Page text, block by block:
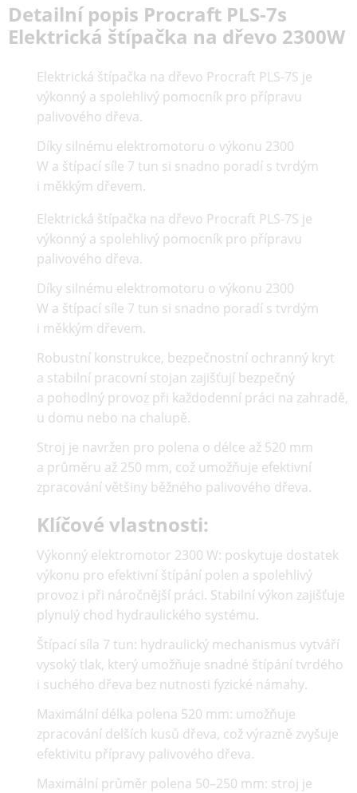
Detailní popis Procraft PLS-7s
Elektrická štípačka na dřevo 2300W
Elektrická štípačka na dřevo Procraft PLS-7S je
výkonný a spolehlivý pomocník pro přípravu
palivového dřeva.
Díky silnému elektromotoru o výkonu 2300
W a štípací síle 7 tun si snadno poradí s tvrdým
i měkkým dřevem.
Elektrická štípačka na dřevo Procraft PLS-7S je
výkonný a spolehlivý pomocník pro přípravu
palivového dřeva.
Díky silnému elektromotoru o výkonu 2300
W a štípací síle 7 tun si snadno poradí s tvrdým
i měkkým dřevem.
Robustní konstrukce, bezpečnostní ochranný kryt
a stabilní pracovní stojan zajišťují bezpečný
a pohodlný provoz při každodenní práci na zahradě,
u domu nebo na chalupě.
Stroj je navržen pro polena o délce až 520 mm
a průměru až 250 mm, což umožňuje efektivní
zpracování většiny běžného palivového dřeva.
Klíčové vlastnosti:
Výkonný elektromotor 2300 W: poskytuje dostatek
výkonu pro efektivní štípání polen a spolehlivý
provoz i při náročnější práci. Stabilní výkon zajišťuje
plynulý chod hydraulického systému.
Štípací síla 7 tun: hydraulický mechanismus vytváří
vysoký tlak, který umožňuje snadné štípání tvrdého
i suchého dřeva bez nutnosti fyzické námahy.
Maximální délka polena 520 mm: umožňuje
zpracování delších kusů dřeva, což výrazně zvyšuje
efektivitu přípravy palivového dřeva.
Maximální průměr polena 50–250 mm: stroj je